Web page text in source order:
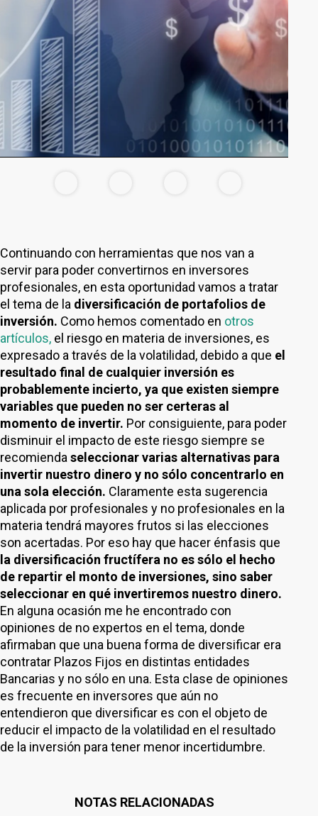
Continuando con herramientas que nos van a
servir para poder convertirnos en inversores
profesionales, en esta oportunidad vamos a tratar
el tema de la diversificación de portafolios de
inversión. Como hemos comentado en otros
artículos, el riesgo en materia de inversiones, es
expresado a través de la volatilidad, debido a que el
resultado final de cualquier inversión es
probablemente incierto, ya que existen siempre
variables que pueden no ser certeras al
momento de invertir. Por consiguiente, para poder
disminuir el impacto de este riesgo siempre se
recomienda seleccionar varias alternativas para
invertir nuestro dinero y no sólo concentrarlo en
una sola elección. Claramente esta sugerencia
aplicada por profesionales y no profesionales en la
materia tendrá mayores frutos si las elecciones
son acertadas. Por eso hay que hacer énfasis que
la diversificación fructífera no es sólo el hecho
de repartir el monto de inversiones, sino saber
seleccionar en qué invertiremos nuestro dinero.
En alguna ocasión me he encontrado con
opiniones de no expertos en el tema, donde
afirmaban que una buena forma de diversificar era
contratar Plazos Fijos en distintas entidades
Bancarias y no sólo en una. Esta clase de opiniones
es frecuente en inversores que aún no
entendieron que diversificar es con el objeto de
reducir el impacto de la volatilidad en el resultado
de la inversión para tener menor incertidumbre.
NOTAS RELACIONADAS